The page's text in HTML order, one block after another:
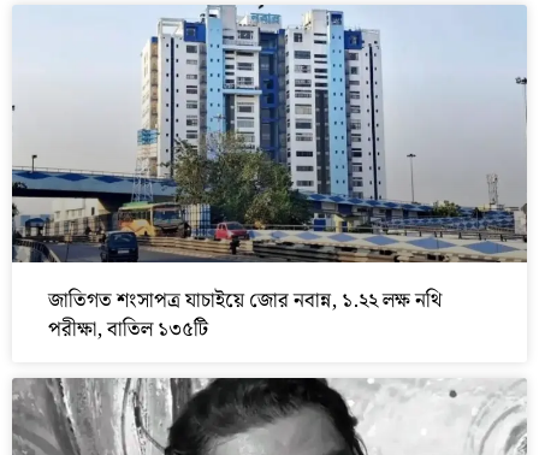
জাতিগত শংসাপত্র যাচাইয়ে জোর নবান্ন, ১.২২ লক্ষ নথি
পরীক্ষা, বাতিল ১৩৫টি